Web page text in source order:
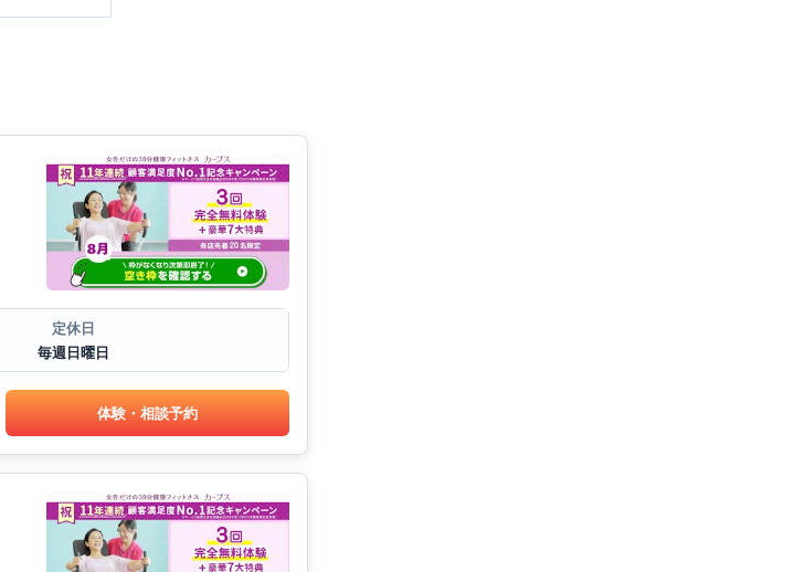
定休日
毎週日曜日
体験・相談予約